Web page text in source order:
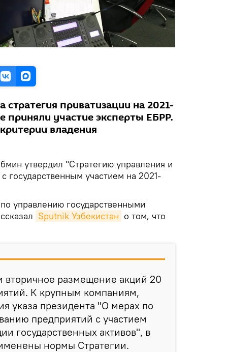
стратегия приватизации на 2021-
приняли участие эксперты ЕБРР.
владения
утвердил "Стратегию управления и
государственным участием на 2021-
управлению государственными
Sputnik Узбекистан о том, что
вторичное размещение акций 20
К крупным компаниям,
указа президента "О мерах по
предприятий с участием
государственных активов", в
нормы Стратегии.